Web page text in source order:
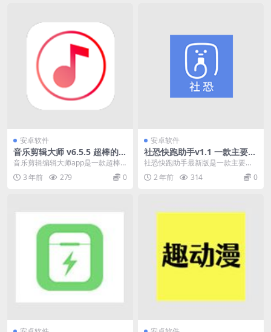
安卓软件
音乐剪辑大师 v6.5.5 超棒的音
乐剪辑工具，精简去广告版
音乐剪辑编辑大师app是一款超棒
的音乐剪辑工具。完美的快速帮助
你剪辑各种音频文件...
3 年前 279 0
安卓软件
社恐快跑助手v1.1 一款主要面
向社恐人员量身定制的手机ap
p
社恐快跑助手最新版是一款主要面
向社恐人员量身定制的手机app,里
面涵盖了优质丰富...
2 年前 314 0